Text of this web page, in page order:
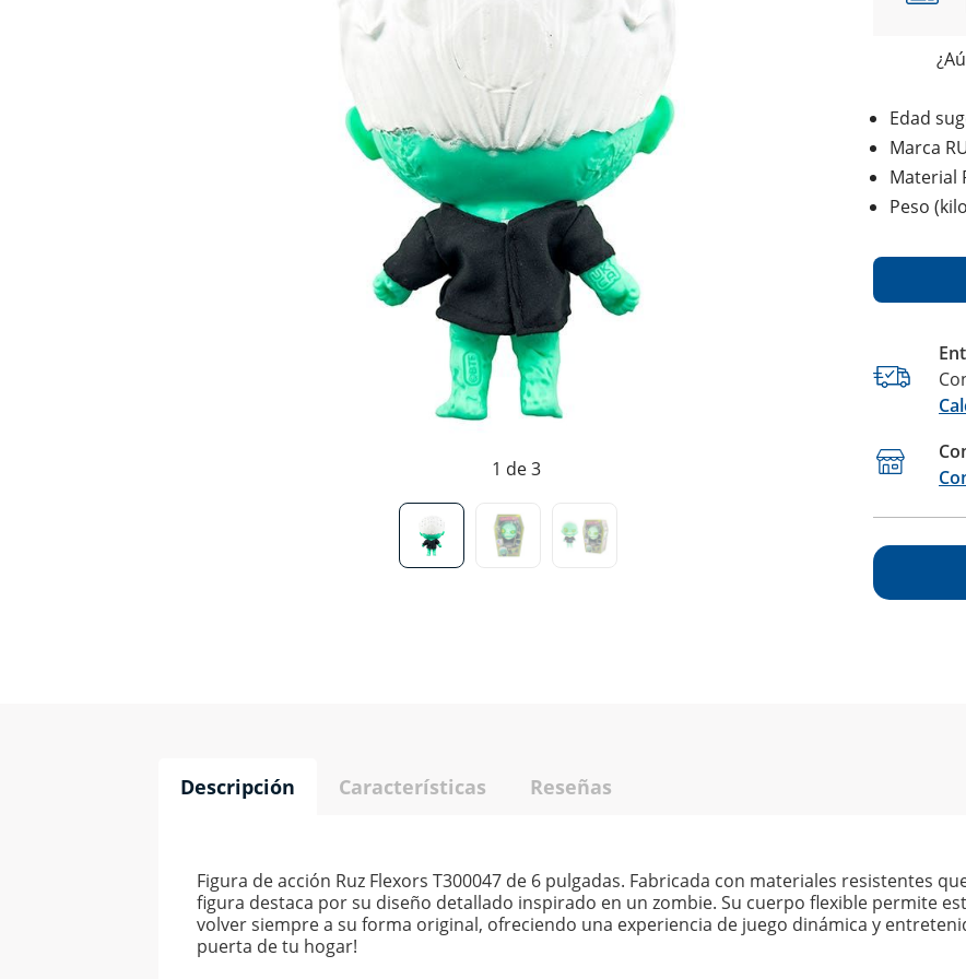
1 de 3
Edad
Marca
Material
Peso
Descripción Características Reseñas
Figura de acción Ruz Flexors T300047 de 6 pulgadas. Fabricada con materiales resistentes
figura destaca por su diseño detallado inspirado en un zombie. Su cuerpo flexible permite
volver siempre a su forma original, ofreciendo una experiencia de juego dinámica y
puerta de tu hogar!